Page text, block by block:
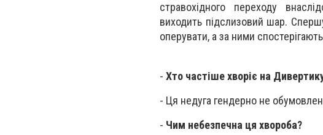
стравохідного переходу
виходить підслизовий шар.
оперувати, а за ними
- Хто частіше хворіє на
- Ця недуга гендерно не
- Чим небезпечна ця хвороба?